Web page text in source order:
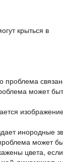
крыться в
может
инородные
может
цвета,